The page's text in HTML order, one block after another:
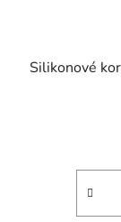
Silikonové